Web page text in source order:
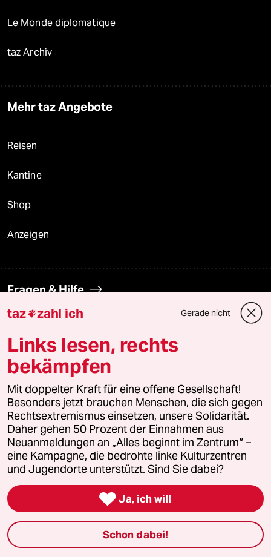
Le Monde diplomatique
taz Archiv
Mehr taz Angebote
Reisen
Kantine
Shop
Anzeigen
Fragen & Hilfe
Aboservice
ePaper Login
Downloads für Abonnierende
© 2026 taz Verlags und Vertriebs GmbH
wenden Sie sich bitte an
lizenzen@taz.de
Feedback Redaktionsstatut Kommune-Richtlinien
taz zahl ich Gerade nicht
Links lesen, rechts
bekämpfen
Mit doppelter Kraft für eine offene Gesellschaft!
Besonders jetzt brauchen Menschen, die sich gegen
Rechtsextremismus einsetzen, unsere Solidarität.
Daher gehen 50 Prozent der Einnahmen aus
Neuanmeldungen an „Alles beginnt im Zentrum“ –
eine Kampagne, die bedrohte linke Kulturzentren
und Jugendorte unterstützt. Sind Sie dabei?
 Ja, ich will
Schon dabei!